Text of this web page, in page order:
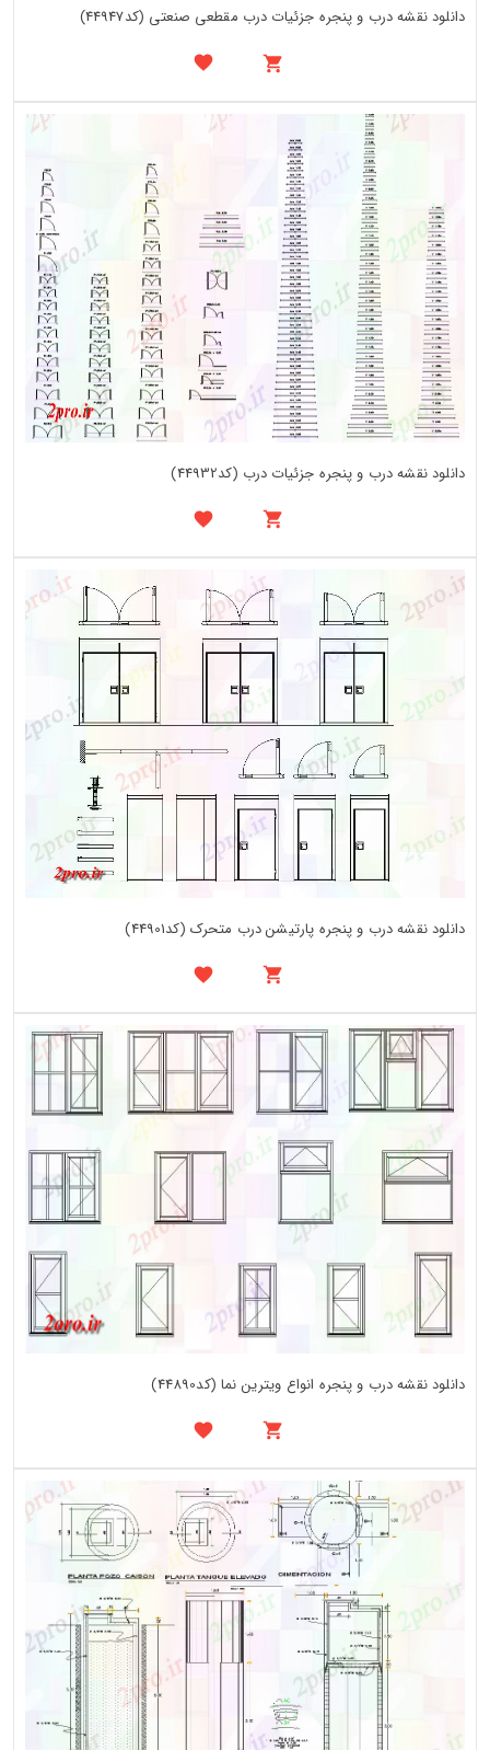
دانلود نقشه درب و پنجره جزئیات درب مقطعی صنعتی (کد44947)
دانلود نقشه درب و پنجره جزئیات درب (کد44932)
دانلود نقشه درب و پنجره پارتیشن درب متحرک (کد44901)
دانلود نقشه درب و پنجره انواع ویترین نما (کد44890)